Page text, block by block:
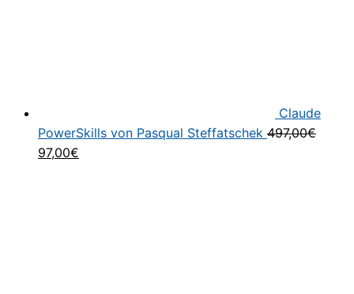
Claude
PowerSkills von Pasqual Steffatschek 497,00€
Ursprünglicher
97,00€